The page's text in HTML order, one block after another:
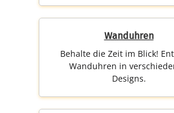
Wanduhren
Behalte die Zeit im Blick!
Wanduhren in
Designs.